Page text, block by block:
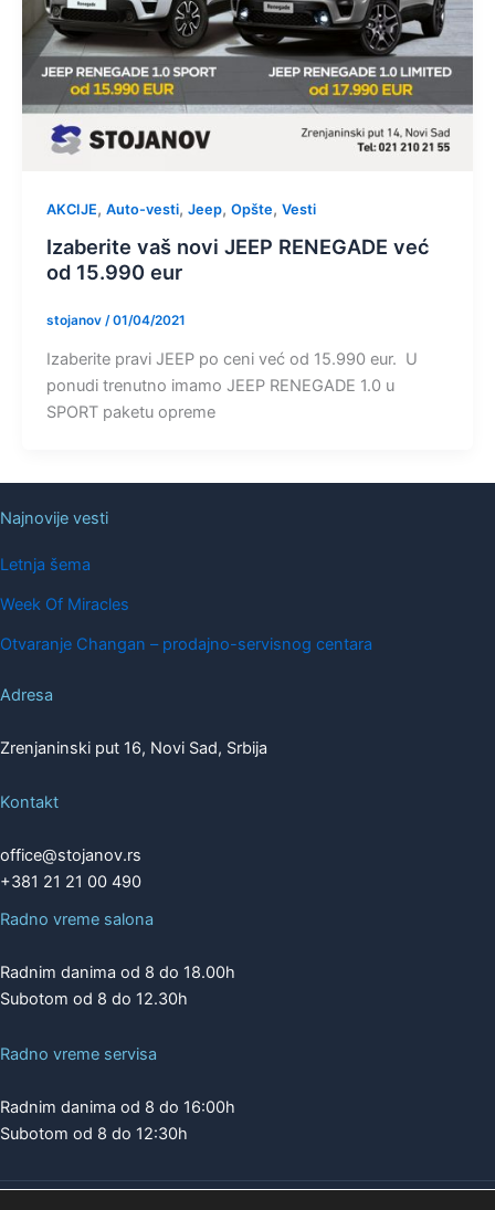
AKCIJE, Auto-vesti, Jeep, Opšte, Vesti
Izaberite vaš novi JEEP RENEGADE već
od 15.990 eur
stojanov /01/04/2021
Izaberite pravi JEEP po ceni već od 15.990 eur. U
ponudi trenutno imamo JEEP RENEGADE 1.0 u
SPORT paketu opreme
Najnovije vesti
Letnja šema
Week Of Miracles
Otvaranje Changan – prodajno-servisnog centara
Adresa
Zrenjaninski put 16, Novi Sad, Srbija
Kontakt
office@stojanov.rs
+381 21 21 00 490
Radno vreme salona
Radnim danima od 8 do 18.00h
Subotom od 8 do 12.30h
Radno vreme servisa
Radnim danima od 8 do 16:00h
Subotom od 8 do 12:30h